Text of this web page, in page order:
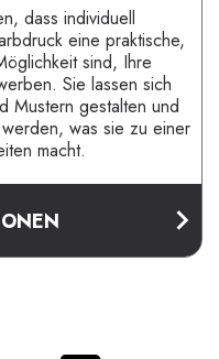
dass individuell
eine praktische,
sind, Ihre
Sie lassen sich
Mustern gestalten und
was sie zu einer
macht.